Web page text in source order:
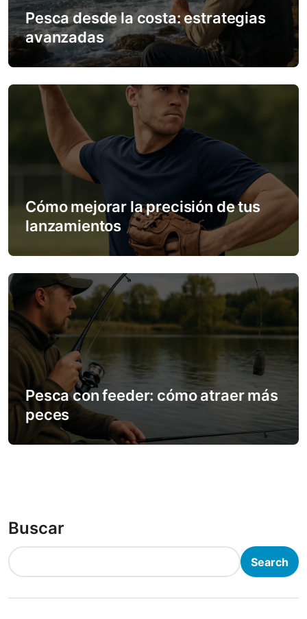
t
i
o
n
Pesca desde la costa: estrategias
avanzadas
Cómo mejorar la precisión de tus
lanzamientos
Pesca con feeder: cómo atraer más
peces
Buscar
Search